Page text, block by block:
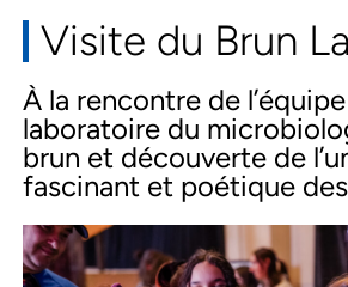
Visite du Brun
À la rencontre de
laboratoire du
brun et découverte de
fascinant et poétique